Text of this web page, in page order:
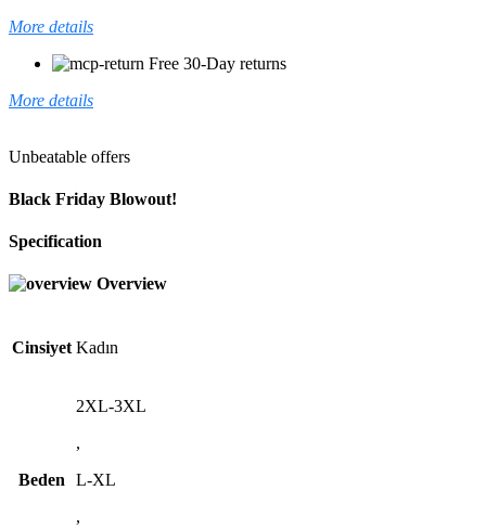
More details
Free 30-Day returns
More details
Unbeatable offers
Black Friday Blowout!
Specification
Overview
Cinsiyet Kadın
Beden
2XL-3XL
,
L-XL
,